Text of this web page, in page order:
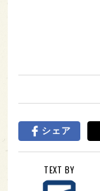
シェア
TEXT BY